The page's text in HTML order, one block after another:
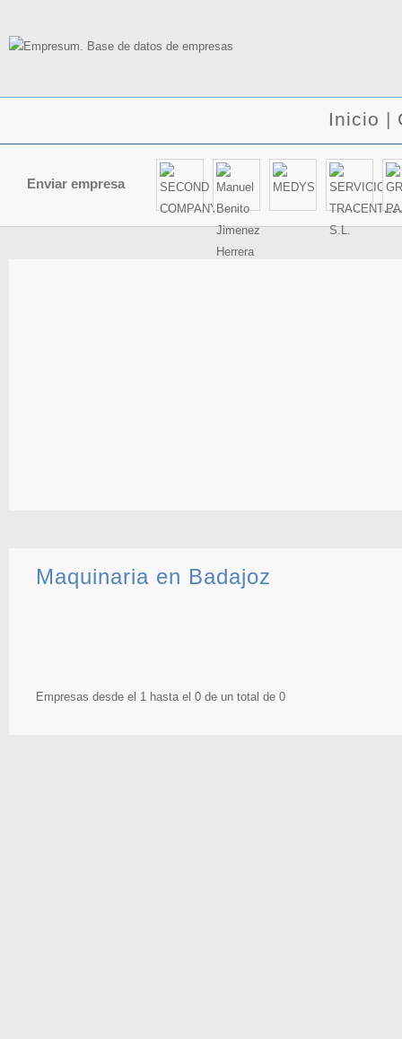
Inicio |
Enviar empresa
Maquinaria en Badajoz
Empresas desde el 1 hasta el 0 de un total de 0